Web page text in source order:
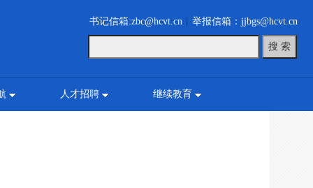
书记信箱:zbc@hcvt.cn 举报信箱：jjbgs@hcvt.cn
人才招聘 继续教育